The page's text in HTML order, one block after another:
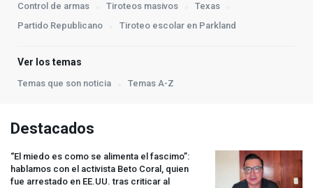
Control de armas Tiroteos masivos
Texas
Partido Republicano
Tiroteo escolar en Parkland
Ver los temas
Temas que son noticia Temas A-Z
Destacados
“El miedo es como se alimenta el fascimo”:
hablamos con el activista Beto Coral, quien
fue arrestado en EE.UU. tras criticar al